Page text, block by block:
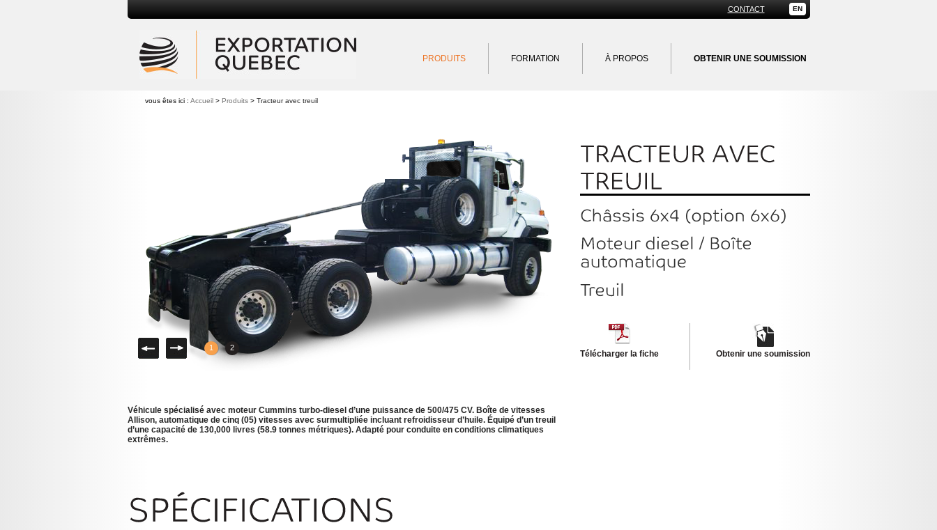
EN
CONTACT
PRODUITS FORMATION À PROPOS OBTENIR UNE SOUMISSION
vous êtes ici : Accueil> Produits> Tracteur avec treuil
Droite1 2
Télécharger la fiche Obtenir une soumission
Véhicule spécialisé avec moteur Cummins turbo-diesel d’une puissance de 500/475 CV. Boîte de vitesses
Allison, automatique de cinq (05) vitesses avec surmultipliée incluant refroidisseur d’huile. Équipé d’un treuil
d’une capacité de 130,000 livres (58.9 tonnes métriques). Adapté pour conduite en conditions climatiques
extrêmes.